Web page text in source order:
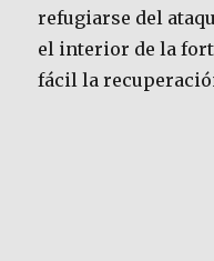
refugiarse del
el interior de la
fácil la